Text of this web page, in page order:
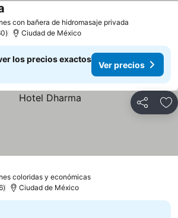
con bañera de hidromasaje privada
Ciudad de México
los precios exactos
Ver precios
Compartir
coloridas y económicas
Ciudad de México